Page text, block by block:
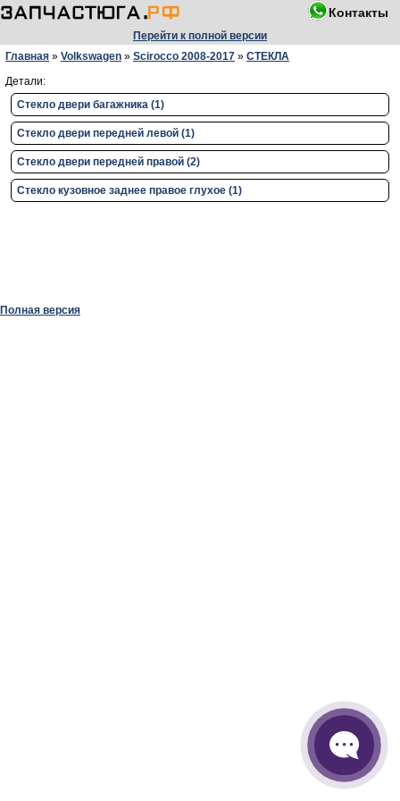
Контакты
Перейти к полной версии
Главная » Volkswagen » Scirocco 2008-2017 » СТЕКЛА
Детали:
Стекло двери багажника (1)
Стекло двери передней левой (1)
Стекло двери передней правой (2)
Стекло кузовное заднее правое глухое (1)
Полная версия